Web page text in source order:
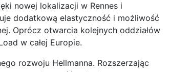
nowej lokalizacji w Rennes i
dodatkową elastyczność i możliwość
Oprócz otwarcia kolejnych oddziałów
w całej Europie.
rozwoju Hellmanna. Rozszerzając